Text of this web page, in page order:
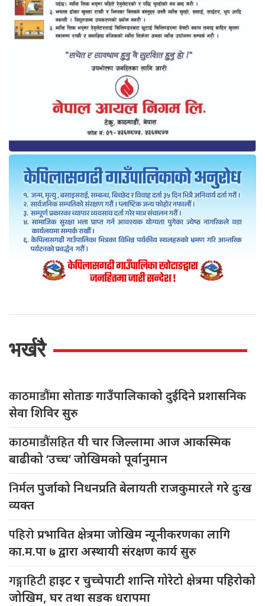
भर्खरै
काठमाडौंमासोताङ गाउँपालिकाको दुईदिने प्रशासनिक
सेवा शिविर सुरु
काठमाडौंसहितयी चार जिल्लामा आज आकस्मिक
बाढीको ‘उच्च’ जोखिमको पूर्वानुमान
निर्मलपुर्जाको निधनप्रति बेलायती राजकुमारले गरे दुःख
व्यक्त
पहिरोप्रभावित क्षेत्रमा जोखिम न्यूनीकरणका लागि
का.म.पा ७ द्वारा अस्थायी संरक्षण कार्य सुरु
गङ्गाहिटीहाइट र चुच्चेपाटी शान्ति गोरेटो क्षेत्रमा पहिरोको
जोखिम, घर तथा सडक धरापमा